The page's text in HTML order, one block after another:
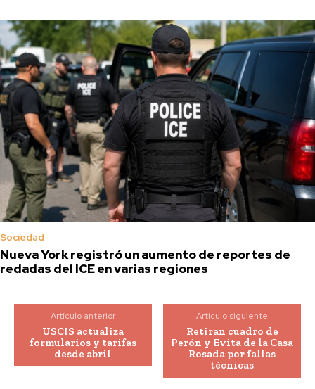
Sociedad
Nueva York registró un aumento de reportes de
redadas del ICE en varias regiones
Artículo anterior
USCIS actualiza
formularios y tarifas
desde abril
Artículo siguiente
Retiran cuadro de
Perón y Evita de la Casa
Rosada por fallas
técnicas